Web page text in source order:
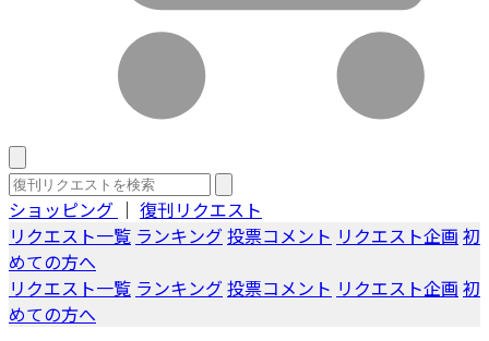
ショッピング ｜ 復刊リクエスト
リクエスト一覧 ランキング投票コメント リクエスト企画 初
めての方へ
リクエスト一覧 ランキング投票コメント リクエスト企画 初
めての方へ